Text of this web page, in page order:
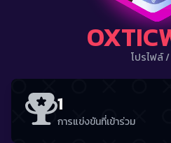
โปรไฟล์/
1
การแข่งขันที่เข้าร่วม